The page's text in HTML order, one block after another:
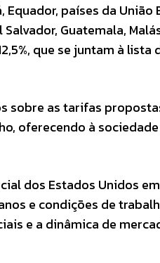
países da União
Guatemala,
que se juntam à lista
sobre as tarifas
oferecendo à
dos Estados Unidos
e condições de
e a dinâmica de